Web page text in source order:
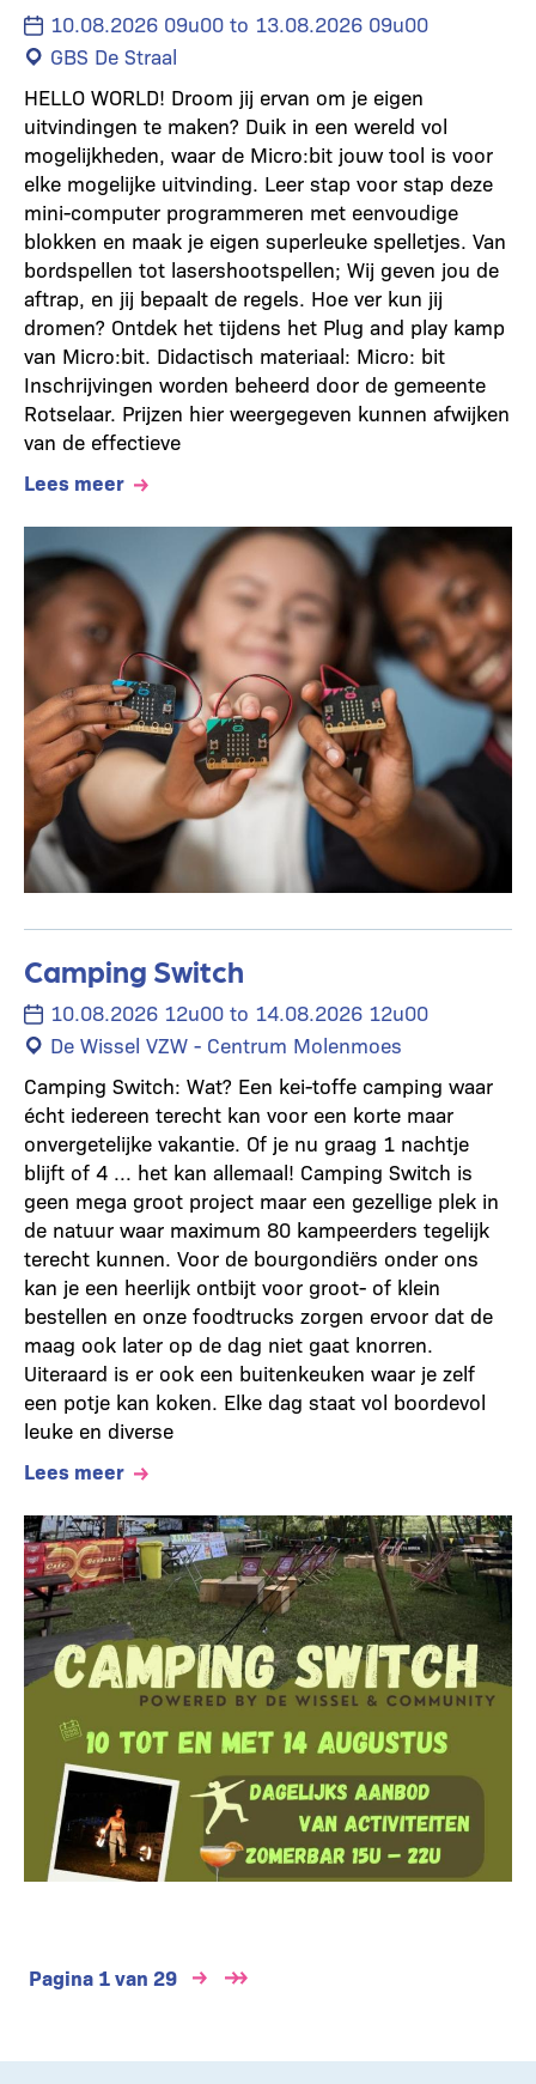
10.08.2026 09u00 to 13.08.2026 09u00
GBS De Straal
HELLO WORLD! Droom jij ervan om je eigen
uitvindingen te maken? Duik in een wereld vol
mogelijkheden, waar de Micro:bit jouw tool is voor
elke mogelijke uitvinding. Leer stap voor stap deze
mini-computer programmeren met eenvoudige
blokken en maak je eigen superleuke spelletjes. Van
bordspellen tot lasershootspellen; Wij geven jou de
aftrap, en jij bepaalt de regels. Hoe ver kun jij
dromen? Ontdek het tijdens het Plug and play kamp
van Micro:bit. Didactisch materiaal: Micro: bit
Inschrijvingen worden beheerd door de gemeente
Rotselaar. Prijzen hier weergegeven kunnen afwijken
van de effectieve
Lees meer
Camping Switch
10.08.2026 12u00 to 14.08.2026 12u00
De Wissel VZW - Centrum Molenmoes
Camping Switch: Wat? Een kei-toffe camping waar
écht iedereen terecht kan voor een korte maar
onvergetelijke vakantie. Of je nu graag 1 nachtje
blijft of 4 ... het kan allemaal! Camping Switch is
geen mega groot project maar een gezellige plek in
de natuur waar maximum 80 kampeerders tegelijk
terecht kunnen. Voor de bourgondiërs onder ons
kan je een heerlijk ontbijt voor groot- of klein
bestellen en onze foodtrucks zorgen ervoor dat de
maag ook later op de dag niet gaat knorren.
Uiteraard is er ook een buitenkeuken waar je zelf
een potje kan koken. Elke dag staat vol boordevol
leuke en diverse
Lees meer
Paginering
Pagina 1 van 29